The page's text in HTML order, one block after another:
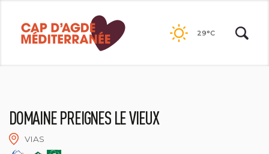
contenu
29°C
DOMAINE PREIGNES LE VIEUX
VIAS